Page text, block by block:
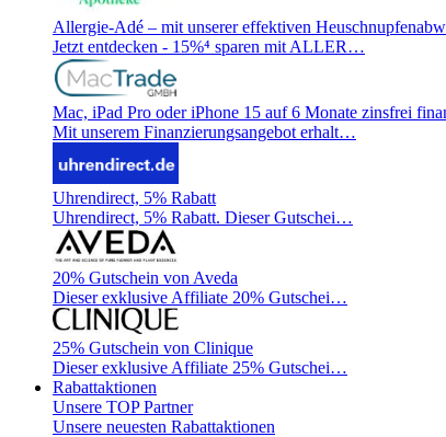
Allergie-Adé – mit unserer effektiven
Jetzt entdecken - 15%⁴ sparen mit ALLER…
Mac, iPad Pro oder iPhone 15 auf 6 Monate zinsfrei
Mit unserem Finanzierungsangebot erhalt…
Uhrendirect, 5% Rabatt
Uhrendirect, 5% Rabatt. Dieser Gutschei…
20% Gutschein von Aveda
Dieser exklusive Affiliate 20% Gutschei…
25% Gutschein von Clinique
Dieser exklusive Affiliate 25% Gutschei…
Rabattaktionen
Unsere TOP Partner
Unsere neuesten Rabattaktionen